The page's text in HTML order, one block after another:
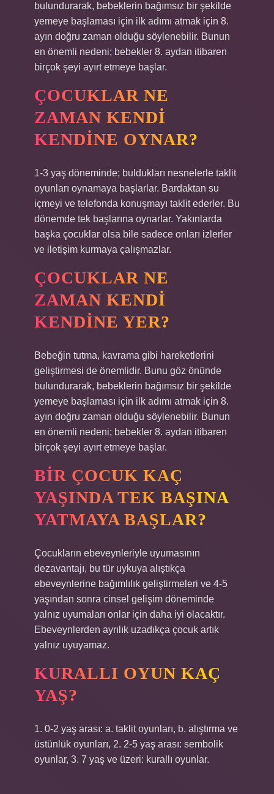
bulundurarak, bebeklerin bağımsız bir şekilde
yemeye başlaması için ilk adımı atmak için 8.
ayın doğru zaman olduğu söylenebilir. Bunun
en önemli nedeni; bebekler 8. aydan itibaren
birçok şeyi ayırt etmeye başlar.
ÇOCUKLAR NE
ZAMAN KENDI
KENDINE OYNAR?
1-3 yaş döneminde; buldukları nesnelerle taklit
oyunları oynamaya başlarlar. Bardaktan su
içmeyi ve telefonda konuşmayı taklit ederler. Bu
dönemde tek başlarına oynarlar. Yakınlarda
başka çocuklar olsa bile sadece onları izlerler
ve iletişim kurmaya çalışmazlar.
ÇOCUKLAR NE
ZAMAN KENDI
KENDINE YER?
Bebeğin tutma, kavrama gibi hareketlerini
geliştirmesi de önemlidir. Bunu göz önünde
bulundurarak, bebeklerin bağımsız bir şekilde
yemeye başlaması için ilk adımı atmak için 8.
ayın doğru zaman olduğu söylenebilir. Bunun
en önemli nedeni; bebekler 8. aydan itibaren
birçok şeyi ayırt etmeye başlar.
BIR ÇOCUK KAÇ
YAŞINDA TEK BAŞINA
YATMAYA BAŞLAR?
Çocukların ebeveynleriyle uyumasının
dezavantajı, bu tür uykuya alıştıkça
ebeveynlerine bağımlılık geliştirmeleri ve 4-5
yaşından sonra cinsel gelişim döneminde
yalnız uyumaları onlar için daha iyi olacaktır.
Ebeveynlerden ayrılık uzadıkça çocuk artık
yalnız uyuyamaz.
KURALLI OYUN KAÇ
YAŞ?
1. 0-2 yaş arası: a. taklit oyunları, b. alıştırma ve
üstünlük oyunları, 2. 2-5 yaş arası: sembolik
oyunlar, 3. 7 yaş ve üzeri: kurallı oyunlar.